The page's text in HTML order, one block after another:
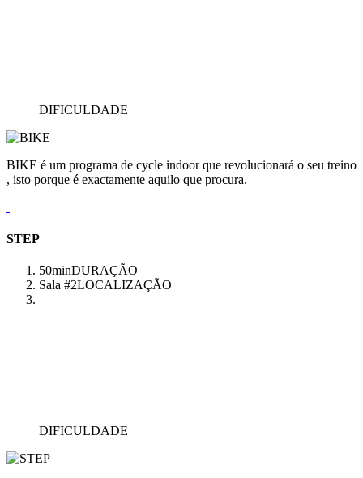
DIFICULDADE
BIKE é um programa de cycle indoor que revolucionará o seu treino
, isto porque é exactamente aquilo que procura.
STEP
50minDURAÇÃO
Sala #2LOCALIZAÇÃO
DIFICULDADE